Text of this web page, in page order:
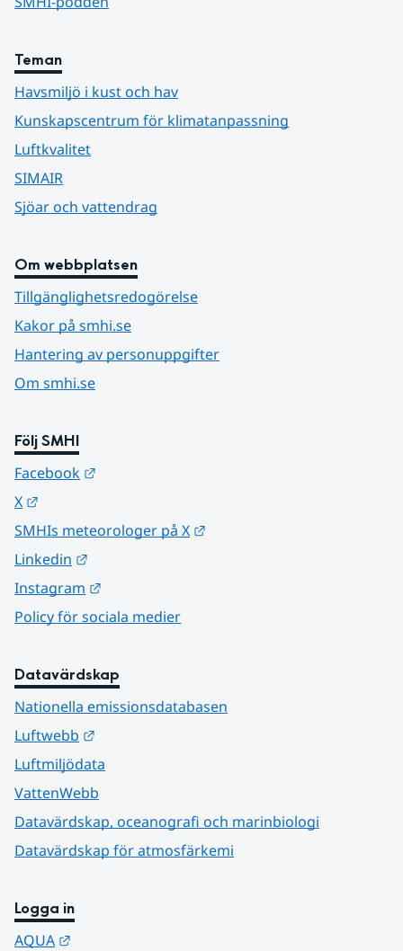
Teman
Havsmiljö i kust och hav
Kunskapscentrum för klimatanpassning
Luftkvalitet
SIMAIR
Sjöar och vattendrag
Om webbplatsen
Tillgänglighetsredogörelse
Kakor på smhi.se
Hantering av personuppgifter
Om smhi.se
Följ SMHI
Facebook
X
SMHIs meteorologer på X
Linkedin
Instagram
Policy för sociala medier
Datavärdskap
Nationella emissionsdatabasen
Luftwebb
Luftmiljödata
VattenWebb
Datavärdskap, oceanografi och marinbiologi
Datavärdskap för atmosfärkemi
Logga in
AQUA